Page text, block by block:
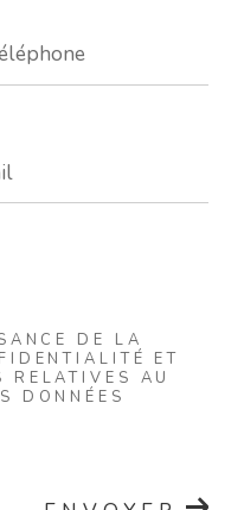
DE LA
ET
RELATIVES AU
DONNÉES